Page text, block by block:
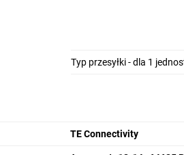
Typ przesyłki - dla 1
TE Connectivity